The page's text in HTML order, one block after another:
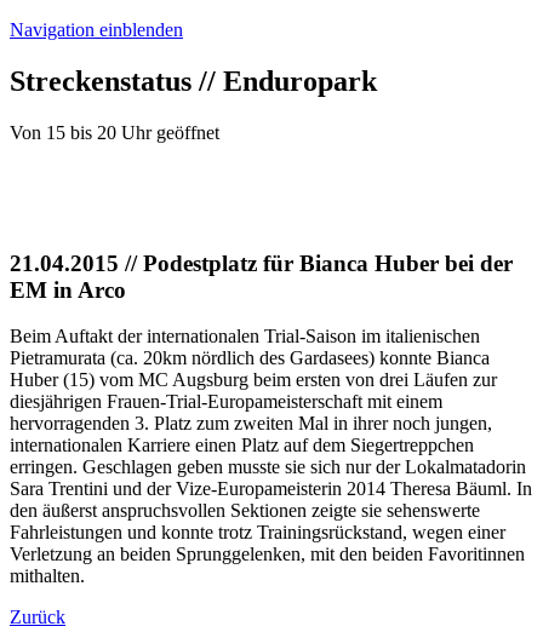
Navigation einblenden
Streckenstatus // Enduropark
Von 15 bis 20 Uhr geöffnet
21.04.2015 // Podestplatz für Bianca Huber bei der
EM in Arco
Beim Auftakt der internationalen Trial-Saison im italienischen
Pietramurata (ca. 20km nördlich des Gardasees) konnte Bianca
Huber (15) vom MC Augsburg beim ersten von drei Läufen zur
diesjährigen Frauen-Trial-Europameisterschaft mit einem
hervorragenden 3. Platz zum zweiten Mal in ihrer noch jungen,
internationalen Karriere einen Platz auf dem Siegertreppchen
erringen. Geschlagen geben musste sie sich nur der Lokalmatadorin
Sara Trentini und der Vize-Europameisterin 2014 Theresa Bäuml. In
den äußerst anspruchsvollen Sektionen zeigte sie sehenswerte
Fahrleistungen und konnte trotz Trainingsrückstand, wegen einer
Verletzung an beiden Sprunggelenken, mit den beiden Favoritinnen
mithalten.
Zurück